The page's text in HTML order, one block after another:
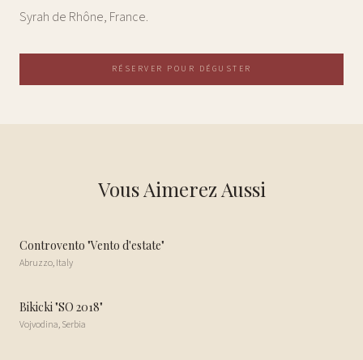
Syrah de Rhône, France.
RÉSERVER POUR DÉGUSTER
Vous Aimerez Aussi
Controvento "Vento d'estate"
Abruzzo,Italy
Bikicki "SO 2018"
Vojvodina,Serbia